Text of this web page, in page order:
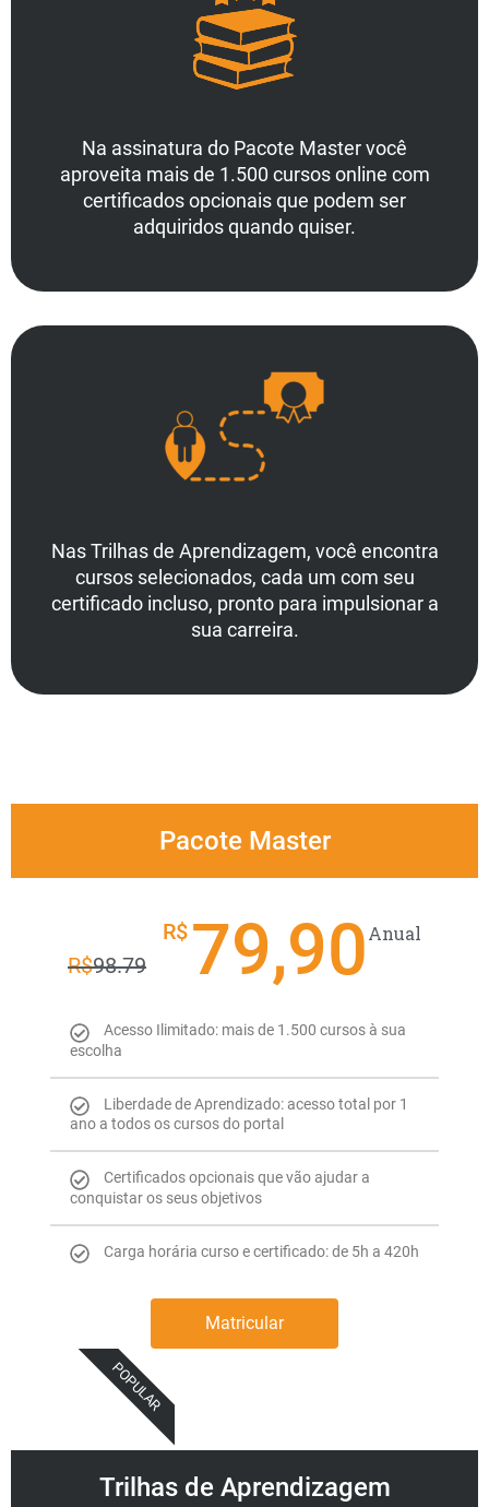
Na assinatura do Pacote Master você
aproveita mais de 1.500 cursos online com
certificados opcionais que podem ser
adquiridos quando quiser.
Nas Trilhas de Aprendizagem, você encontra
cursos selecionados, cada um com seu
certificado incluso, pronto para impulsionar a
sua carreira.
Pacote Master
R$98.79
R$ 79,90Anual
Acesso Ilimitado: mais de 1.500 cursos à sua
escolha
Liberdade de Aprendizado: acesso total por 1
ano a todos os cursos do portal
Certificados opcionais que vão ajudar a
conquistar os seus objetivos
Carga horária curso e certificado: de 5h a 420h
Matricular
POPULAR
Trilhas de Aprendizagem